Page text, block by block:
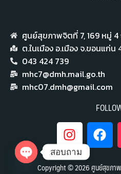
ศูนย์สุขภาพจิตที่ 7,​ 169 หมู่ 4
ต.ในเมือง อ.เมือง จ.ขอนแก่
043 424 739
mhc7@dmh.mail.go.th
mhc07.dmh@gmail.com
Copyright © 2026 ศูนย์สุขภา
สอบถาม
Open chaty